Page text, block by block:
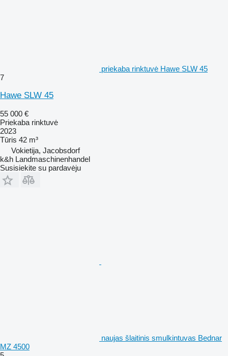
priekaba rinktuvė Hawe SLW 45
7
Hawe SLW 45
55 000 €
Priekaba rinktuvė
2023
Tūris 42 m³
Vokietija, Jacobsdorf
k&h Landmaschinenhandel
Susisiekite su pardavėju
naujas šlaitinis smulkintuvas Bednar
MZ 4500